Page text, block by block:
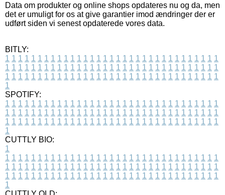
Data om produkter og online shops opdateres nu og da, men
det er umuligt for os at give garantier imod ændringer der er
udført siden vi senest opdaterede vores data.
BITLY:
1 1 1 1 1 1 1 1 1 1 1 1 1 1 1 1 1 1 1 1 1 1 1 1 1 1 1 1 1 1 1 1 1
1 1 1 1 1 1 1 1 1 1 1 1 1 1 1 1 1 1 1 1 1 1 1 1 1 1 1 1 1 1 1 1 1
1 1 1 1 1 1 1 1 1 1 1 1 1 1 1 1 1 1 1 1 1 1 1 1 1 1 1 1 1 1 1 1 1
1
SPOTIFY:
1 1 1 1 1 1 1 1 1 1 1 1 1 1 1 1 1 1 1 1 1 1 1 1 1 1 1 1 1 1 1 1 1
1 1 1 1 1 1 1 1 1 1 1 1 1 1 1 1 1 1 1 1 1 1 1 1 1 1 1 1 1 1 1 1 1
1 1 1 1 1 1 1 1 1 1 1 1 1 1 1 1 1 1 1 1 1 1 1 1 1 1 1 1 1 1 1 1 1
1
CUTTLY BIO:
1
1 1 1 1 1 1 1 1 1 1 1 1 1 1 1 1 1 1 1 1 1 1 1 1 1 1 1 1 1 1 1 1 1
1 1 1 1 1 1 1 1 1 1 1 1 1 1 1 1 1 1 1 1 1 1 1 1 1 1 1 1 1 1 1 1 1
1 1 1 1 1 1 1 1 1 1 1 1 1 1 1 1 1 1 1 1 1 1 1 1 1 1 1 1 1 1 1 1 1
1